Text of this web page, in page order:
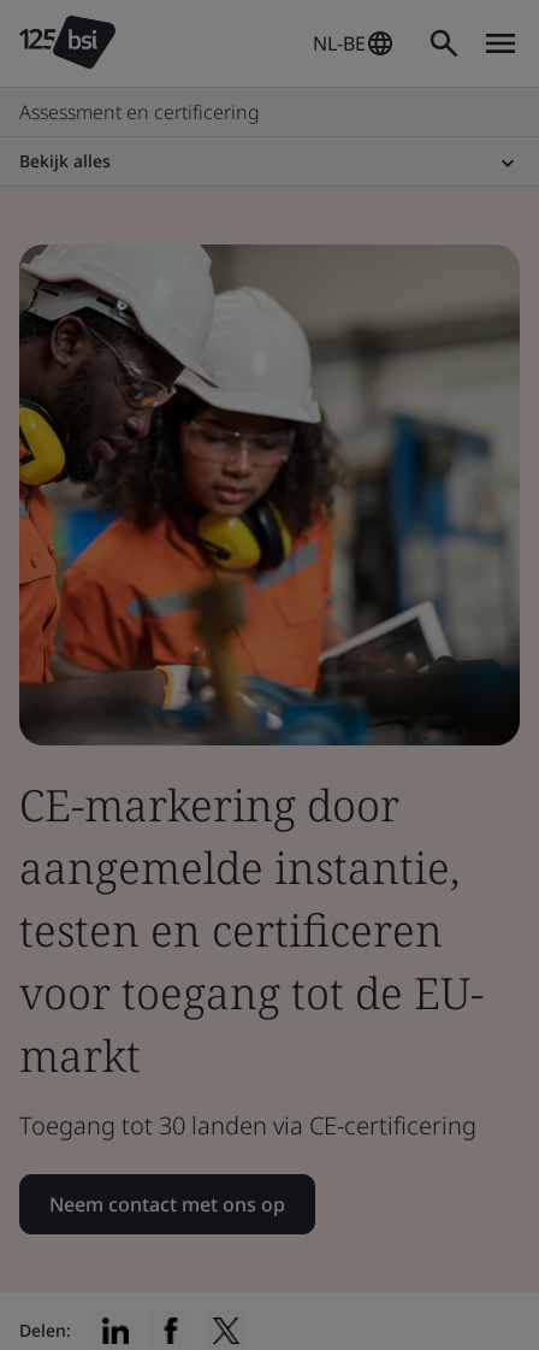
NL-BE
Assessment en certificering
Bekijk alles
CE-markering door
aangemelde instantie,
testen en certificeren
voor toegang tot de EU-
markt
Toegang tot 30 landen via CE-certificering
Neem contact met ons op
Delen: